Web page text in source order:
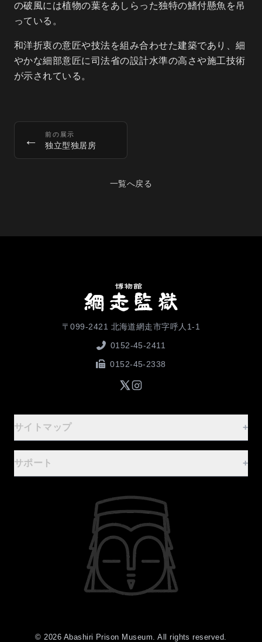
の破風には植物の葉をあしらった独特の鰭付懸魚を吊
っている。
和洋折衷の意匠や技法を組み合わせた建築であり、細
やかな細部意匠に司法省の設計水準の高さや施工技術
が示されている。
← 前の展示
独立型独居房
一覧へ戻る
〒099-2421 北海道網走市字呼人1-1
0152-45-2411
0152-45-2338
サイトマップ +
ご案内
設備・レンタル
サポート +
お問合せフォーム
資料・ロゴマークの利用
©2026 Abashiri Prison Museum. All rights reserved.